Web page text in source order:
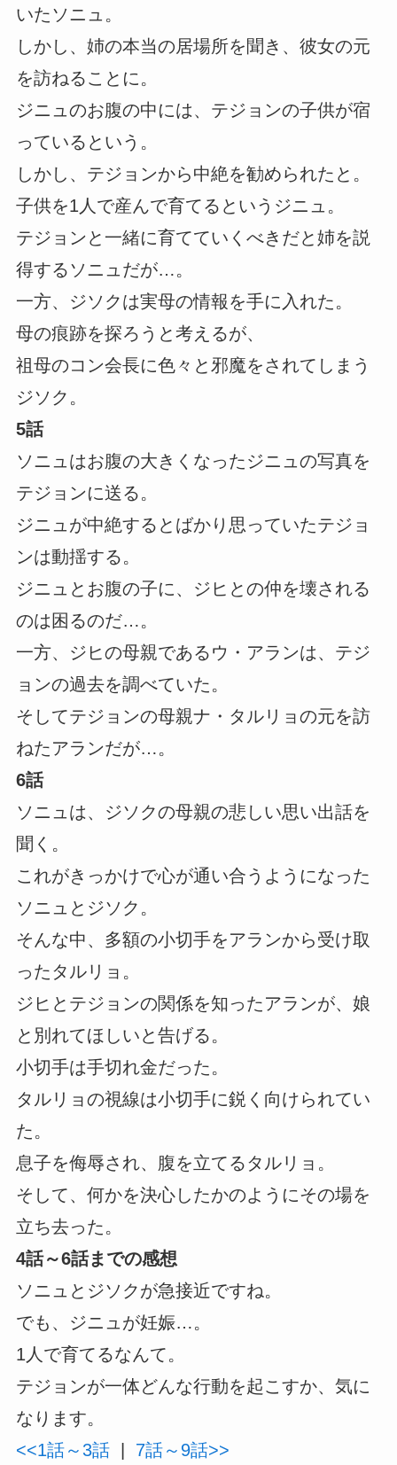
いたソニュ。
しかし、姉の本当の居場所を聞き、彼女の元
を訪ねることに。
ジニュのお腹の中には、テジョンの子供が宿
っているという。
しかし、テジョンから中絶を勧められたと。
子供を1人で産んで育てるというジニュ。
テジョンと一緒に育てていくべきだと姉を説
得するソニュだが…。
一方、ジソクは実母の情報を手に入れた。
母の痕跡を探ろうと考えるが、
祖母のコン会長に色々と邪魔をされてしまう
ジソク。
5話
ソニュはお腹の大きくなったジニュの写真を
テジョンに送る。
ジニュが中絶するとばかり思っていたテジョ
ンは動揺する。
ジニュとお腹の子に、ジヒとの仲を壊される
のは困るのだ…。
一方、ジヒの母親であるウ・アランは、テジ
ョンの過去を調べていた。
そしてテジョンの母親ナ・タルリョの元を訪
ねたアランだが…。
6話
ソニュは、ジソクの母親の悲しい思い出話を
聞く。
これがきっかけで心が通い合うようになった
ソニュとジソク。
そんな中、多額の小切手をアランから受け取
ったタルリョ。
ジヒとテジョンの関係を知ったアランが、娘
と別れてほしいと告げる。
小切手は手切れ金だった。
タルリョの視線は小切手に鋭く向けられてい
た。
息子を侮辱され、腹を立てるタルリョ。
そして、何かを決心したかのようにその場を
立ち去った。
4話～6話までの感想
ソニュとジソクが急接近ですね。
でも、ジニュが妊娠…。
1人で育てるなんて。
テジョンが一体どんな行動を起こすか、気に
なります。
<<1話～3話| 7話～9話>>